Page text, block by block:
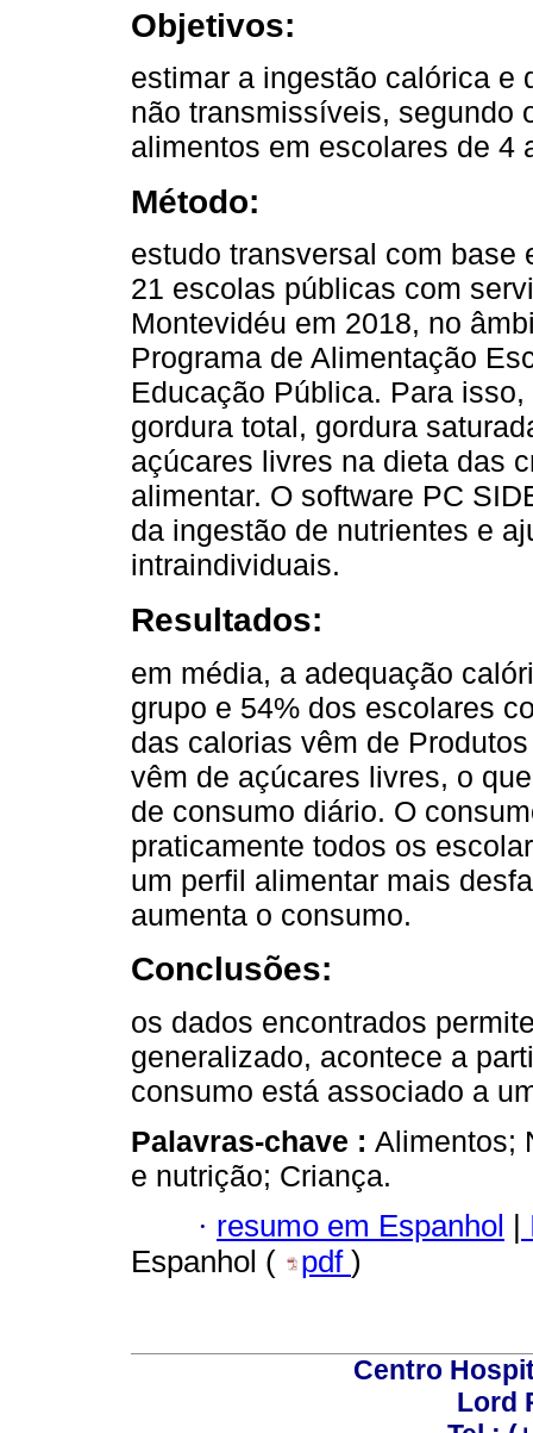
Objetivos:
estimar a ingestão calórica e
não transmissíveis, segundo
alimentos em escolares de 4
Método:
estudo transversal com base
21 escolas públicas com
Montevidéu em 2018, no
Programa de Alimentação
Educação Pública. Para
gordura total, gordura
açúcares livres na dieta das
alimentar. O software PC
da ingestão de nutrientes e
intraindividuais.
Resultados:
em média, a adequação
grupo e 54% dos escolares
das calorias vêm de
vêm de açúcares livres, o
de consumo diário. O
praticamente todos os
um perfil alimentar mais
aumenta o consumo.
Conclusões:
os dados encontrados
generalizado, acontece a
consumo está associado a
Palavras-chave : Alimentos;
e nutrição; Criança.
· resumo em Espanhol
Espanhol (
pdf )
Centro
Lord